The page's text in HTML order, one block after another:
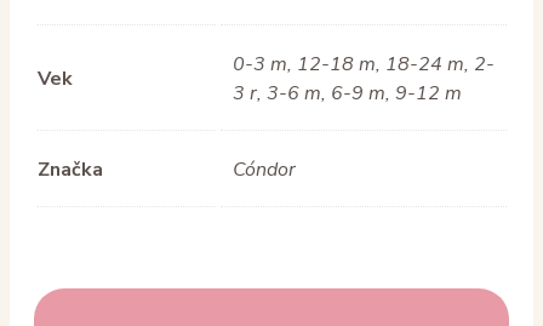
Vek
0-3 m, 12-18 m, 18-24 m, 2-
3 r, 3-6 m, 6-9 m, 9-12 m
Značka Cóndor